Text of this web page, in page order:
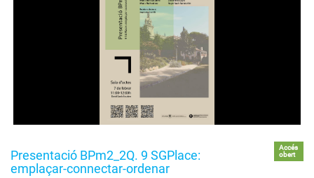
Presentació BPm2_2Q. 9 SGPlace:
emplaçar-connectar-ordenar
Accés
obert